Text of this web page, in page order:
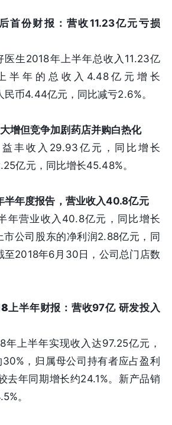
首份财报：营收11.23亿元亏损
医生2018年上半年总收入11.23亿
半年的总收入4.48亿元增长
币4.44亿元，同比减亏2.6%。
增但竞争加剧药店并购白热化
丰收入29.93亿元，同比增长
亿元，同比增长45.48%。
半年度报告，营业收入40.8亿元
年营业收入40.8亿元，同比增长
市公司股东的净利润2.88亿元，同
至2018年6月30日，公司总门店数
上半年财报 ：营收97亿 研发投入
年上半年实现收入达97.25亿元，
，归属母公司持有者应占盈利
去年同期增长约24.1%。新产品销
。